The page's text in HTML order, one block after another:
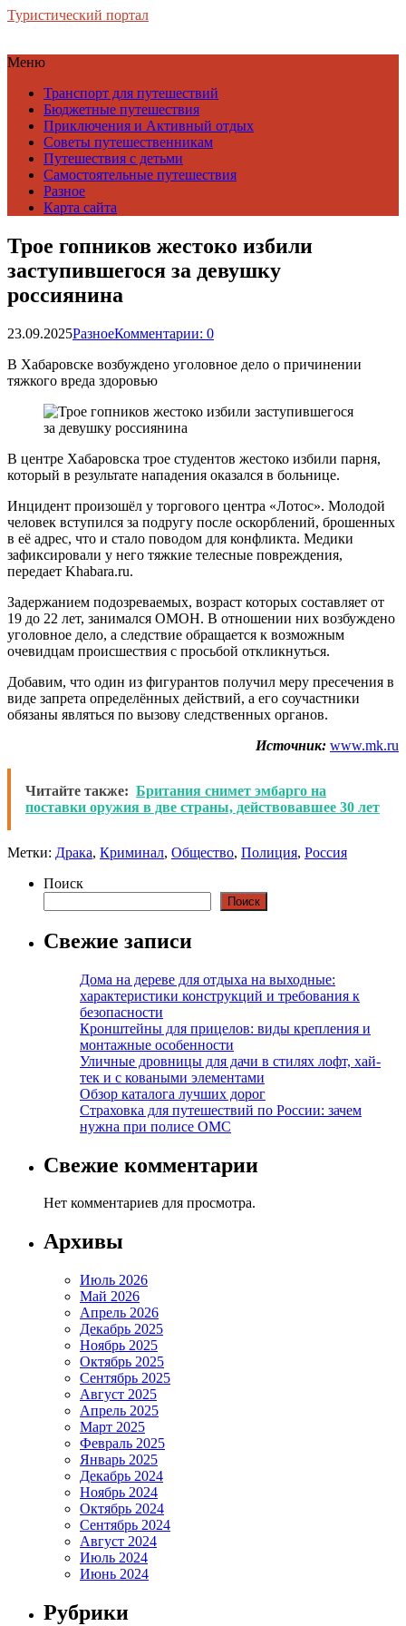
Туристический портал
Меню
Транспорт для путешествий
Бюджетные путешествия
Приключения и Активный отдых
Советы путешественникам
Путешествия с детьми
Самостоятельные путешествия
Разное
Карта сайта
Трое гопников жестоко избили
заступившегося за девушку
россиянина
23.09.2025РазноеКомментарии: 0
В Хабаровске возбуждено уголовное дело о причинении
тяжкого вреда здоровью
В центре Хабаровска трое студентов жестоко избили парня,
который в результате нападения оказался в больнице.
Инцидент произошёл у торгового центра «Лотос». Молодой
человек вступился за подругу после оскорблений, брошенных
в её адрес, что и стало поводом для конфликта. Медики
зафиксировали у него тяжкие телесные повреждения,
передает Khabara.ru.
Задержанием подозреваемых, возраст которых составляет от
19 до 22 лет, занимался ОМОН. В отношении них возбуждено
уголовное дело, а следствие обращается к возможным
очевидцам происшествия с просьбой откликнуться.
Добавим, что один из фигурантов получил меру пресечения в
виде запрета определённых действий, а его соучастники
обязаны являться по вызову следственных органов.
Источник: www.mk.ru
Читайте также: Британия снимет эмбарго на
поставки оружия в две страны, действовавшее 30 лет
Метки: Драка, Криминал, Общество, Полиция, Россия
Поиск
Поиск
Свежие записи
Дома на дереве для отдыха на выходные:
характеристики конструкций и требования к
безопасности
Кронштейны для прицелов: виды крепления и
монтажные особенности
Уличные дровницы для дачи в стилях лофт, хай-
тек и с коваными элементами
Обзор каталога лучших дорог
Страховка для путешествий по России: зачем
нужна при полисе ОМС
Свежие комментарии
Нет комментариев для просмотра.
Архивы
Июль 2026
Май 2026
Апрель 2026
Декабрь 2025
Ноябрь 2025
Октябрь 2025
Сентябрь 2025
Август 2025
Апрель 2025
Март 2025
Февраль 2025
Январь 2025
Декабрь 2024
Ноябрь 2024
Октябрь 2024
Сентябрь 2024
Август 2024
Июль 2024
Июнь 2024
Рубрики